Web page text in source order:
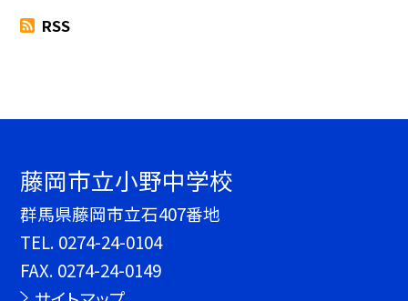
RSS
藤岡市立小野中学校
群馬県藤岡市立石407番地
TEL. 0274-24-0104
FAX. 0274-24-0149